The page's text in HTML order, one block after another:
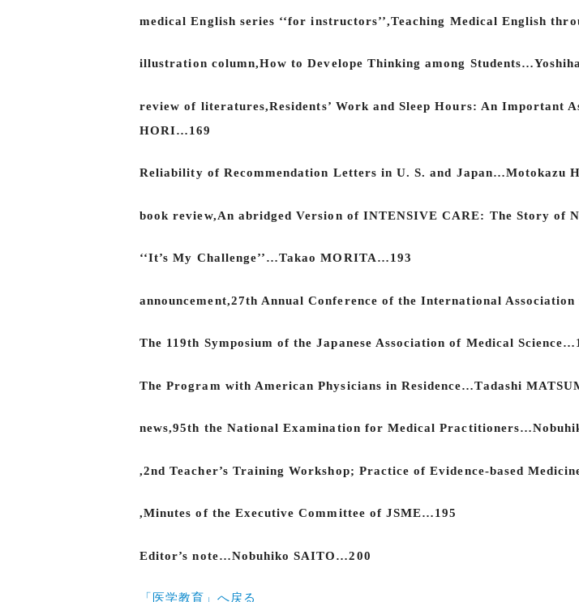
medical English series ‘‘for instructors’’,Teaching Medical English
illustration column,How to Develope Thinking among
review of literatures,Residents’ Work and Sleep Hours: An
HORI…169
Reliability of Recommendation Letters in U. S. and Japan…Motokazu
book review,An abridged Version of INTENSIVE CARE: The Story of
‘‘It’s My Challenge’’…Takao MORITA…193
announcement,27th Annual Conference of the International
The 119th Symposium of the Japanese Association of Medical
The Program with American Physicians in Residence…Tadashi
news,95th the National Examination for Medical
,2nd Teacher’s Training Workshop; Practice of Evidence-based
,Minutes of the Executive Committee of JSME…195
Editor’s note…Nobuhiko SAITO…200
「医学教育」へ戻る